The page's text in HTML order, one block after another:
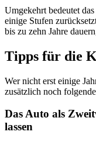
Umgekehrt bedeutet
einige Stufen
bis zu zehn Jahre
Tipps für die
Wer nicht erst einige
zusätzlich noch
Das Auto als
lassen